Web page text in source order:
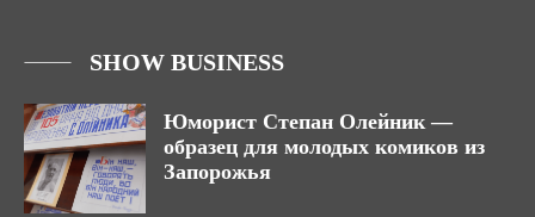
SHOW BUSINESS
Юморист Степан Олейник —
образец для молодых комиков из
Запорожья